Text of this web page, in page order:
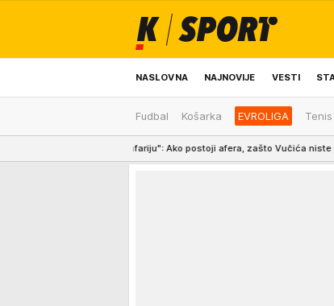
NASLOVNA NAJNOVIJE VESTI
ODRŽIVA BUDUĆNOST REGION
Fudbal Košarka EVROLIGA Tenis
safariju": Ako postoji afera, zašto Vučića niste procesuirali ili priveli